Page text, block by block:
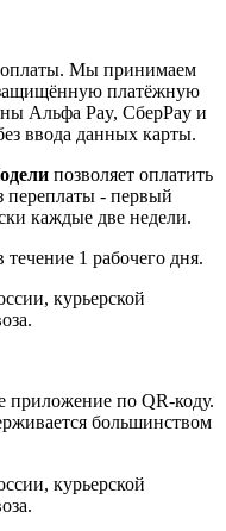
Мы принимаем
платёжную
Альфа Pay, СберPay и
ввода данных карты.
позволяет оплатить
переплаты - первый
каждые две недели.
1 рабочего дня.
курьерской
приложение по QR-коду.
большинством
курьерской